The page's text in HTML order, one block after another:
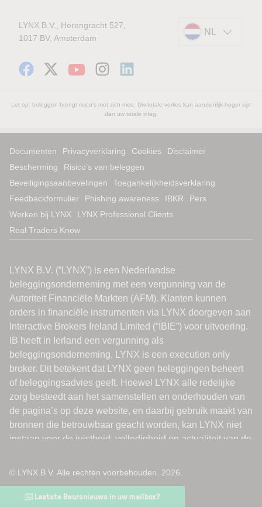
LYNX B.V., Herengracht 527,
1017 BV, Amsterdam
NL
Let op: beleggen brengt risico's met zich mee. Uw totale verlies kan aanzienlijk hoger zijn
dan uw totale inleg.
Documenten Privacyverklaring Cookies
Disclaimer
Bescherming
Risico’s van beleggen
Beveiligingsaanbevelingen
Toegankelijkheidsverklaring
Feedbackformulier
Phishing awareness IBKR
Pers
Werken bij LYNX
LYNX Professional Clients
Real Traders Know
© LYNX B.V. Alle rechten voorbehouden. 2026.
Laatste Beursnieuws in uw mailbox?